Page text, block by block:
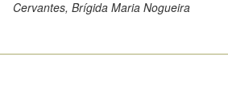
Cervantes, Brígida Maria Nogueira